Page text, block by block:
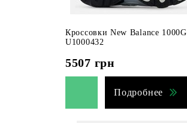
Кроссовки New Balance 1000G
U1000432
5507 грн
Подробнее